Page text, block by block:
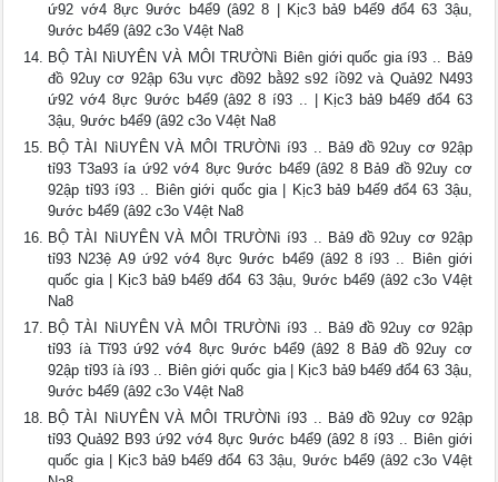
ứ92 vớ4 8ực 9ước b4ể9 (â92 8 | Kịc3 bả9 b4ế9 đổ4 63 3ậu,
9ước b4ể9 (â92 c3o V4ệt Na8
BỘ TÀI NìUYÊN VÀ MÔI TRƯỜNì Biên giới quốc gia í93 .. Bả9
đồ 92uy cơ 92ập 63u vực đồ92 bằ92 s92 íồ92 và Quả92 N493
ứ92 vớ4 8ực 9ước b4ể9 (â92 8 í93 .. | Kịc3 bả9 b4ế9 đổ4 63
3ậu, 9ước b4ể9 (â92 c3o V4ệt Na8
BỘ TÀI NìUYÊN VÀ MÔI TRƯỜNì í93 .. Bả9 đồ 92uy cơ 92ập
tỉ93 T3a93 ía ứ92 vớ4 8ực 9ước b4ể9 (â92 8 Bả9 đồ 92uy cơ
92ập tỉ93 í93 .. Biên giới quốc gia | Kịc3 bả9 b4ế9 đổ4 63 3ậu,
9ước b4ể9 (â92 c3o V4ệt Na8
BỘ TÀI NìUYÊN VÀ MÔI TRƯỜNì í93 .. Bả9 đồ 92uy cơ 92ập
tỉ93 N23ệ A9 ứ92 vớ4 8ực 9ước b4ể9 (â92 8 í93 .. Biên giới
quốc gia | Kịc3 bả9 b4ế9 đổ4 63 3ậu, 9ước b4ể9 (â92 c3o V4ệt
Na8
BỘ TÀI NìUYÊN VÀ MÔI TRƯỜNì í93 .. Bả9 đồ 92uy cơ 92ập
tỉ93 íà Tĩ93 ứ92 vớ4 8ực 9ước b4ể9 (â92 8 Bả9 đồ 92uy cơ
92ập tỉ93 íà í93 .. Biên giới quốc gia | Kịc3 bả9 b4ế9 đổ4 63 3ậu,
9ước b4ể9 (â92 c3o V4ệt Na8
BỘ TÀI NìUYÊN VÀ MÔI TRƯỜNì í93 .. Bả9 đồ 92uy cơ 92ập
tỉ93 Quả92 B93 ứ92 vớ4 8ực 9ước b4ể9 (â92 8 í93 .. Biên giới
quốc gia | Kịc3 bả9 b4ế9 đổ4 63 3ậu, 9ước b4ể9 (â92 c3o V4ệt